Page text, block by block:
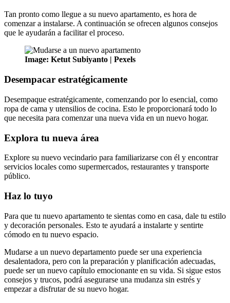
Tan pronto como llegue a su nuevo apartamento, es hora de
comenzar a instalarse. A continuación se ofrecen algunos consejos
que le ayudarán a facilitar el proceso.
Image: Ketut Subiyanto | Pexels
Desempacar estratégicamente
Desempaque estratégicamente, comenzando por lo esencial, como
ropa de cama y utensilios de cocina. Esto le proporcionará todo lo
que necesita para comenzar una nueva vida en un nuevo hogar.
Explora tu nueva área
Explore su nuevo vecindario para familiarizarse con él y encontrar
servicios locales como supermercados, restaurantes y transporte
público.
Haz lo tuyo
Para que tu nuevo apartamento te sientas como en casa, dale tu estilo
y decoración personales. Esto te ayudará a instalarte y sentirte
cómodo en tu nuevo espacio.
Mudarse a un nuevo departamento puede ser una experiencia
desalentadora, pero con la preparación y planificación adecuadas,
puede ser un nuevo capítulo emocionante en su vida. Si sigue estos
consejos y trucos, podrá asegurarse una mudanza sin estrés y
empezar a disfrutar de su nuevo hogar.